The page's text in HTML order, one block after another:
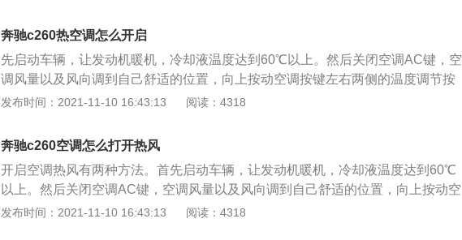
钟。这款发动机还配备了48v轻混动系统，并且使用了铝合金缸盖缸体。与这款
发动机匹配的是9at变速箱。奔驰c还有一款车搭载了低功率版1.5升涡轮增压发动
机，这款发动机有156马力和250牛米的最大扭矩，这款发动机的最大功率转速为
5700转每分钟，最大扭矩转速为1500到4000转每分钟。这款发动机搭载了缸内
直喷技术，并且使用了铝合金缸盖缸体。与这款发动机匹配的也是9at变速箱。9a
奔驰c感兴趣，可以去当地的奔驰4s店试驾一下这款车。奔驰c的顶配车型配备了
2.0升涡轮增压发动机，这款发动机的动力是非常强劲的。奔驰c的前悬架使用了
多连杆独立悬架，后悬架使用了多连杆独立悬架。
奔驰c260热空调怎么开启
先启动车辆，让发动机暖机，冷却液温度达到60℃以上。然后关闭空调AC键，空
调风量以及风向调到自己舒适的位置，向上按动空调按键左右两侧的温度调节按
键，把温度设置到自己想要达到的温度即可。奔驰c是奔驰旗下的一款中型轿车，
款发动机有184马力和135牛米的最大扭矩，这款发动机的最大功率转速为6100
转每分钟，最大扭矩转速为3000到4000转每分钟。这款发动机还配备了48v轻混
动系统，并且使用了铝合金缸盖缸体。与这款发动机匹配的是9at变速箱。奔驰c
还有一款车搭载了低功率版1.5升涡轮增压发动机，这款发动机有156马力和250
牛米的最大扭矩，这款发动机的最大功率转速为5700转每分钟，最大扭矩转速为
发布时间：2021-11-10 16:43:13 阅读：4318
奔驰c260空调怎么打开热风
开启空调热风有两种方法。首先启动车辆，让发动机暖机，冷却液温度达到60℃
以上。然后关闭空调AC键，空调风量以及风向调到自己舒适的位置，向上按动空
调按键左右两侧的温度调节按键，把温度设置到自己想要达到的温度即可出热
发布时间：2021-11-10 16:43:13 阅读：4318